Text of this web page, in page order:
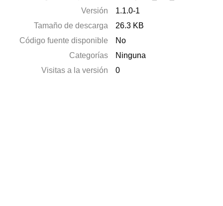
Versión
1.1.0-1
Tamaño de descarga
26.3 KB
Código fuente disponible
No
Categorías
Ninguna
Visitas a la versión
0